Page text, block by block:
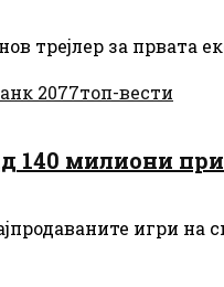
нов трејлер за
2077топ-вести
140 милиони
игри на